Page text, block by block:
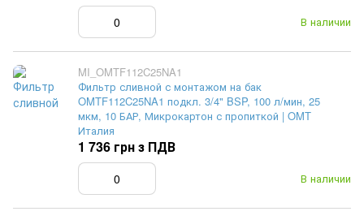
В наличии
MI_OMTF112C25NA1
Фильтр сливной с монтажом на бак
OMTF112C25NA1 подкл. 3/4" BSP, 100 л/мин, 25
мкм, 10 БАР, Микрокартон с пропиткой | OMT
Италия
В наличии
1 736 грн з ПДВ